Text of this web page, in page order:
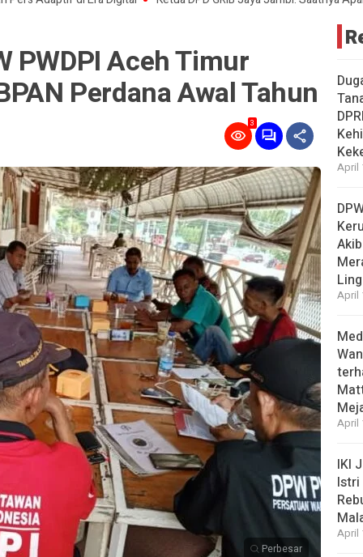
PWDPI Aceh Timur
Perdana Awal Tahun
3
Perbesar
April
April
April
IKI
Istri
April